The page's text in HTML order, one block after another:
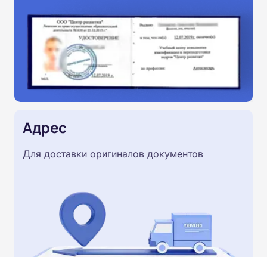
Адрес
Для доставки оригиналов документов